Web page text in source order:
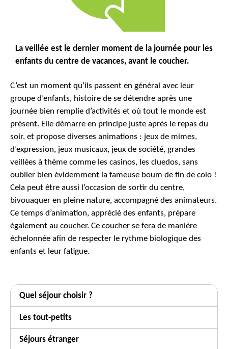
Quel séjour choisir ?
Les tout-petits
Séjours étranger
La veillée est le dernier moment de la journée pour les
enfants du centre de vacances, avant le coucher.
C’est un moment qu’ils passent en général avec leur
groupe d’enfants, histoire de se détendre après une
journée bien remplie d’activités et où tout le monde est
présent. Elle démarre en principe juste après le repas du
soir, et propose diverses animations : jeux de mimes,
d’expression, jeux musicaux, jeux de société, grandes
veillées à thème comme les casinos, les cluedos, sans
oublier bien évidemment la fameuse boum de fin de colo !
Cela peut être aussi l’occasion de sortir du centre,
bivouaquer en pleine nature, accompagné des animateurs.
Ce temps d’animation, apprécié des enfants, prépare
également au coucher. Ce coucher se fera de manière
échelonnée afin de respecter le rythme biologique des
enfants et leur fatigue.